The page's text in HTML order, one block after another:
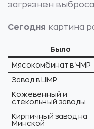
загрязнен
Сегодня картина
Было
Мясокомбинат в ЧМР
Завод в ЦМР
Кожевенный и
стекольный заводы
Кирпичный завод на
Минской